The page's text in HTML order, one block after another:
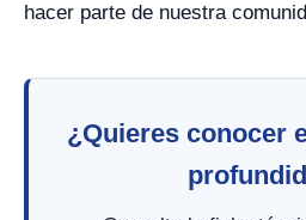
hacer parte de nuestra
¿Quieres conocer